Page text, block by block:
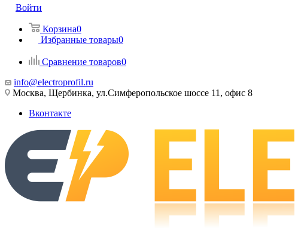
Войти
Корзина0
Избранные товары0
Сравнение товаров0
info@electroprofil.ru
Москва, Щербинка, ул.Симферопольское шоссе 11, офис 8
Вконтакте